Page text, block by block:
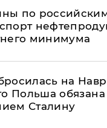
по
минимума
на
Польша обязана
Сталину